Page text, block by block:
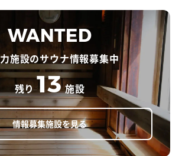
WANTED
施設のサウナ情報募集中
残り 13 施設
情報募集施設を見る